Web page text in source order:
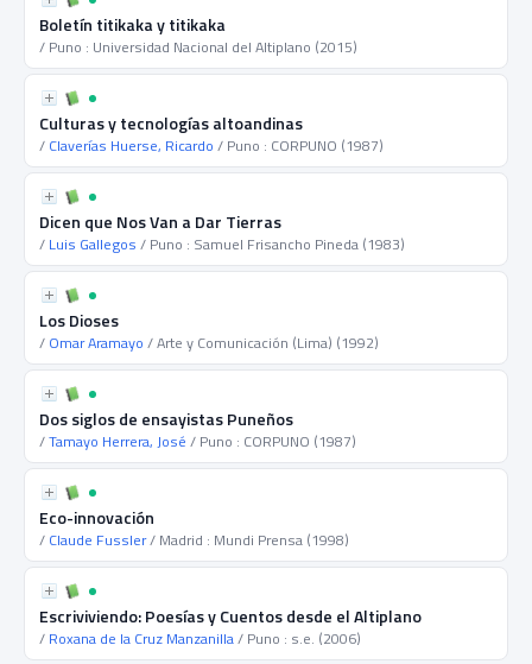
Boletín titikaka y titikaka
/ Puno : Universidad Nacional del Altiplano (2015)
Culturas y tecnologías altoandinas
/ Claverías Huerse, Ricardo / Puno : CORPUNO (1987)
Dicen que Nos Van a Dar Tierras
/ Luis Gallegos / Puno : Samuel Frisancho Pineda (1983)
Los Dioses
/ Omar Aramayo / Arte y Comunicación (Lima) (1992)
Dos siglos de ensayistas Puneños
/Tamayo Herrera, José / Puno : CORPUNO (1987)
Eco-innovación
/ Claude Fussler/ Madrid : Mundi Prensa (1998)
Escriviviendo: Poesías y Cuentos desde el Altiplano
/ Roxana de la Cruz Manzanilla/ Puno : s.e. (2006)